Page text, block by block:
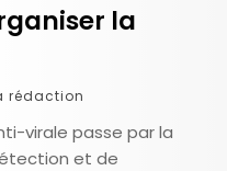
la
rédaction
virale passe par la
et de